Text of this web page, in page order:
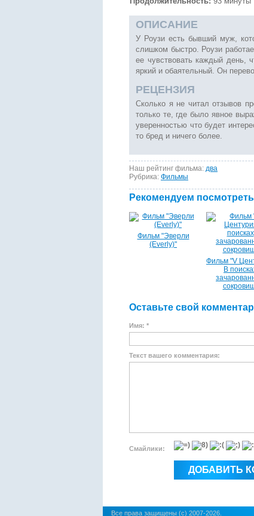
ОПИСАНИЕ
У Роузи есть бывший муж,
слишком быстро. Роузи
ее чувствовать каждый день,
яркий и обаятельный. Он
РЕЦЕНЗИЯ
Сколько я не читал отзывов
только те, где было явное
уверенностью что будет
то бред и ничего более.
Наш рейтинг фильма: два
Рубрика: Фильмы
Рекомендуем посмотреть
Фильм "Эверли
(Everly)"
Фильм "V
В
Оставьте свой
Имя: *
Текст вашего комментария:
Смайлики:
Все права защищены (c) 2007-2026.